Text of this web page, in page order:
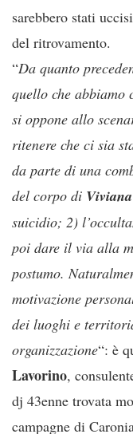
sarebbero stati
del ritrovamento.
“Da quanto
quello che abbiamo
si oppone allo
ritenere che ci sia
da parte di una
del corpo di Viviana
suicidio; 2)
poi dare il via alla
postumo.
motivazione
dei luoghi e
organizzazione“: è
Lavorino,
dj 43enne trovata
campagne di